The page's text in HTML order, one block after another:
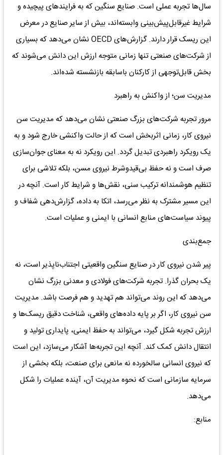
سال‌ها تجربه عملی است. صنایع سنگین که به فرایندهای پیچیده و
شرایط غیرقابل‌پیش‌بینی وابسته‌اند، بیش از سایر صنایع در معرض
این ریسک قرار دارند. گزارش‌های OECD نشان می‌دهد که بسیاری
از شرکت‌های صنعتی تنها زمانی متوجه ارزش این دانش می‌شوند که
بخش قابل‌توجهی از کارکنان باسابقه بازنشسته شده‌اند.
مدیریت سن؛ از واکنش به راهبرد
مرور تجربه شرکت‌های بزرگ صنعتی نشان می‌دهد که مدیریت سن
نیروی کار، زمانی اثربخش است که از حالت واکنشی خارج شود و به
یک رویکرد راهبردی تبدیل گردد. این رویکرد نه به معنای جوان‌سازی
صرف است و نه حفظ بی‌قیدوشرط نیروی مسن، بلکه تلاشی برای
تنظیم هوشمندانه ترکیب سنی، نقش‌ها و شرایط کار است. آنچه در
این مسیر مشترک به نظر می‌رسد، اتکا به داده، گزارش‌دهی شفاف و
پیوند سیاست‌های منابع انسانی با ایمنی و عملیات است.
جمع‌بندی
پیر شدن نیروی کار در صنایع سنگین واقعیتی اجتناب‌ناپذیر است، نه
یک بحران گذرا. تجربه شرکت‌های فولادی و معدنی بزرگ نشان
می‌دهد که این روند می‌تواند هم تهدید و هم فرصت باشد. مدیریت
سن نیروی کار، اگر بر پایه داده‌های واقعی، شناخت دقیق ریسک‌ها و
ارزش تجربه شکل گیرد، می‌تواند به حفظ ایمنی، پایداری تولید و
انتقال دانش کمک کند. آنچه این تجربه‌ها آشکار می‌سازد، این است
که نیروی انسانی سالخورده نه مانعی برای صنعت، بلکه بخشی از
سرمایه سازمانی است که نحوه مدیریت آن، آینده عملیات را شکل
می‌دهد.
منابع: